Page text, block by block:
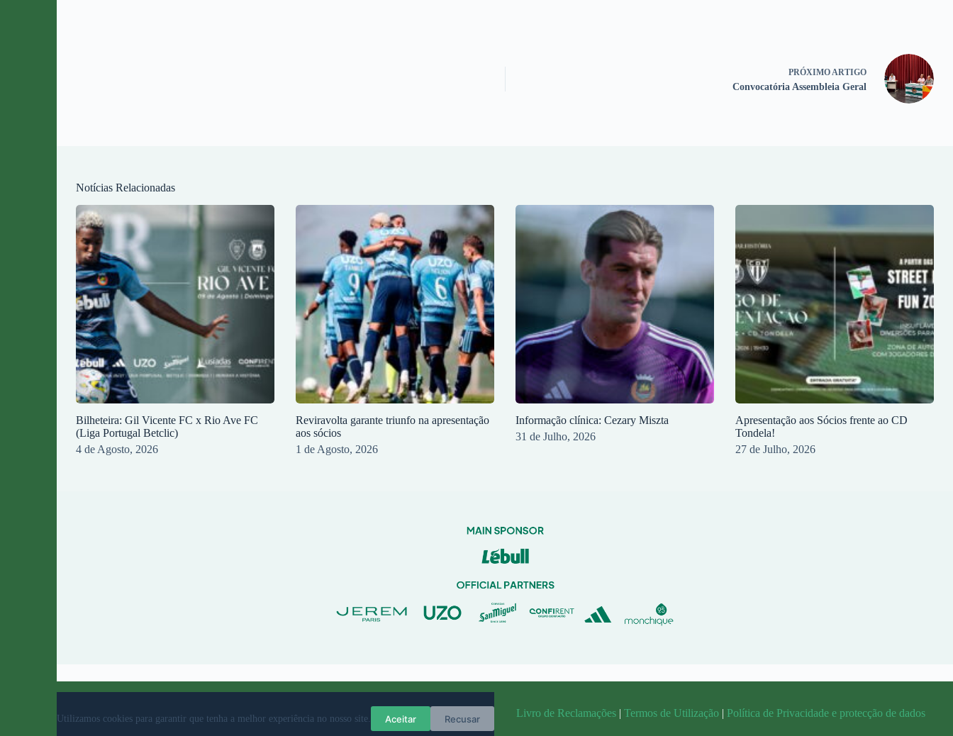
Utilizamos cookies para garantir que tenha a melhor experiência no nosso site. Aceitar Recusar
PRÓXIMO ARTIGO
Convocatória Assembleia Geral
Notícias Relacionadas
Bilheteira: Gil Vicente FC x Rio Ave FC
(Liga Portugal Betclic)
4 de Agosto, 2026
Reviravolta garante triunfo na apresentação
aos sócios
1 de Agosto, 2026
Informação clínica: Cezary Miszta
31 de Julho, 2026
Apresentação aos Sócios frente ao CD
Tondela!
27 de Julho, 2026
© 2023 Rio Ave Futebol Clube Desenvolvido por Livro de Reclamações | Termos de Utilização | Política de Privacidade e protecção de dados